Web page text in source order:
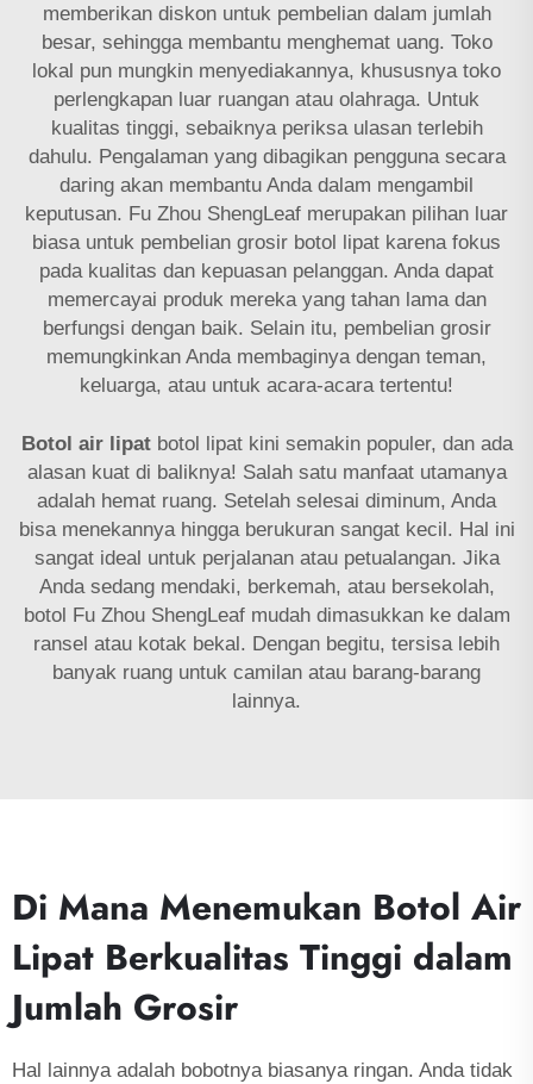
memberikan diskon untuk pembelian dalam jumlah
besar, sehingga membantu menghemat uang. Toko
lokal pun mungkin menyediakannya, khususnya toko
perlengkapan luar ruangan atau olahraga. Untuk
kualitas tinggi, sebaiknya periksa ulasan terlebih
dahulu. Pengalaman yang dibagikan pengguna secara
daring akan membantu Anda dalam mengambil
keputusan. Fu Zhou ShengLeaf merupakan pilihan luar
biasa untuk pembelian grosir botol lipat karena fokus
pada kualitas dan kepuasan pelanggan. Anda dapat
memercayai produk mereka yang tahan lama dan
berfungsi dengan baik. Selain itu, pembelian grosir
memungkinkan Anda membaginya dengan teman,
keluarga, atau untuk acara-acara tertentu!
Botol air lipat botol lipat kini semakin populer, dan ada
alasan kuat di baliknya! Salah satu manfaat utamanya
adalah hemat ruang. Setelah selesai diminum, Anda
bisa menekannya hingga berukuran sangat kecil. Hal ini
sangat ideal untuk perjalanan atau petualangan. Jika
Anda sedang mendaki, berkemah, atau bersekolah,
botol Fu Zhou ShengLeaf mudah dimasukkan ke dalam
ransel atau kotak bekal. Dengan begitu, tersisa lebih
banyak ruang untuk camilan atau barang-barang
lainnya.
Di Mana Menemukan Botol Air
Lipat Berkualitas Tinggi dalam
Jumlah Grosir
Hal lainnya adalah bobotnya biasanya ringan. Anda tidak